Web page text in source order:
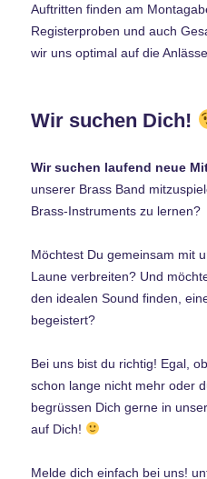
Auftritten finden am
Registerproben und auch
wir uns optimal auf die
Wir suchen Dich!
Wir suchen laufend neue
unserer Brass Band
Brass-Instruments zu lernen?
Möchtest Du gemeinsam mit
Laune verbreiten? Und
den idealen Sound finden,
begeistert?
Bei uns bist du richtig! Egal,
schon lange nicht mehr oder
begrüssen Dich gerne in
auf Dich!
Melde dich einfach bei uns!